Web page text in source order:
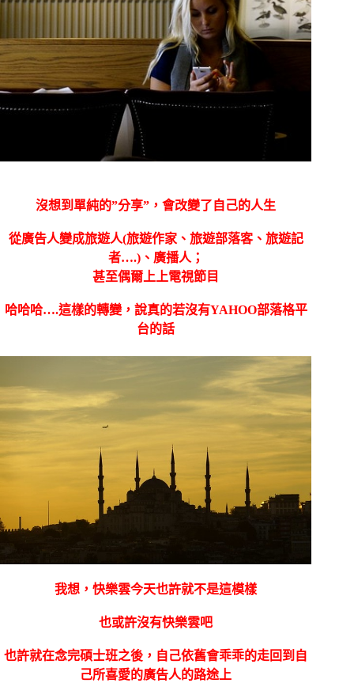
沒想到單純的”分享”，會改變了自己的人生
從廣告人變成旅遊人(旅遊作家、旅遊部落客、旅遊記
者….)、廣播人；
甚至偶爾上上電視節目
哈哈哈….這樣的轉變，說真的若沒有YAHOO部落格平
台的話
我想，快樂雲今天也許就不是這模樣
也或許沒有快樂雲吧
也許就在念完碩士班之後，自己依舊會乖乖的走回到自
己所喜愛的廣告人的路途上